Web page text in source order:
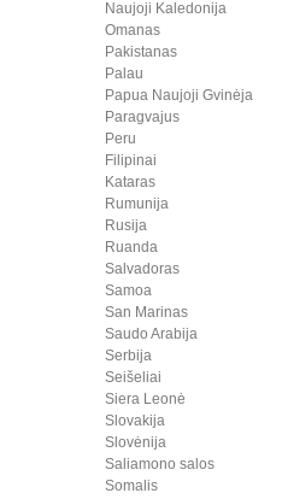
Naujoji Kaledonija
Omanas
Pakistanas
Palau
Papua Naujoji Gvinėja
Paragvajus
Peru
Filipinai
Kataras
Rumunija
Rusija
Ruanda
Salvadoras
Samoa
San Marinas
Saudo Arabija
Serbija
Seišeliai
Siera Leonė
Slovakija
Slovėnija
Saliamono salos
Somalis